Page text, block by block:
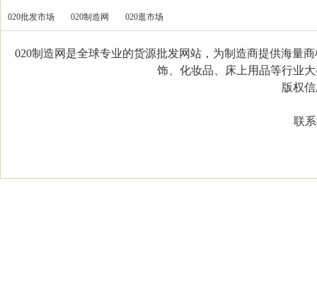
020批发市场 020制造网 020逛市场
020制造网是全球专业的货源批发网站，为制造商提供海量
饰、化妆品、床上用品等行业
版权信
联